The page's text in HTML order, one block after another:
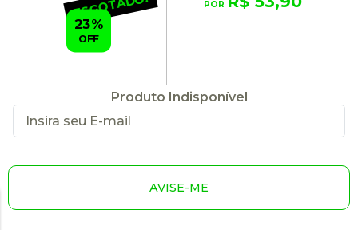
23%
OFF
Produto Indisponível
AVISE-ME